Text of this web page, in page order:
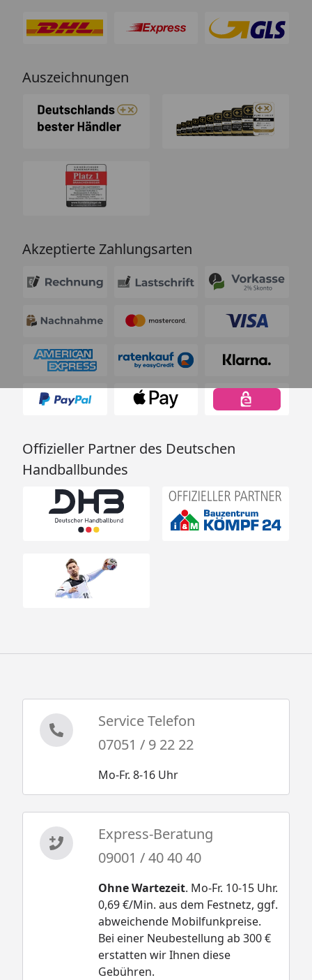
Auszeichnungen
Akzeptierte Zahlungsarten
Offizieller Partner des Deutschen
Handballbundes
Service Telefon
07051 / 9 22 22
Mo-Fr. 8-16 Uhr
Express-Beratung
09001 / 40 40 40
Ohne Wartezeit. Mo-Fr. 10-15 Uhr.
0,69 €/Min. aus dem Festnetz, ggf.
abweichende Mobilfunkpreise.
Bei einer Neubestellung ab 300 €
erstatten wir Ihnen diese
Gebühren.